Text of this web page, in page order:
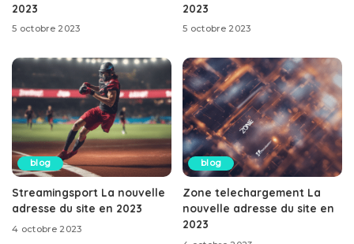
2023
5 octobre 2023
2023
5 octobre 2023
blog
Streamingsport La nouvelle
adresse du site en 2023
4 octobre 2023
blog
Zone telechargement La
nouvelle adresse du site en
2023